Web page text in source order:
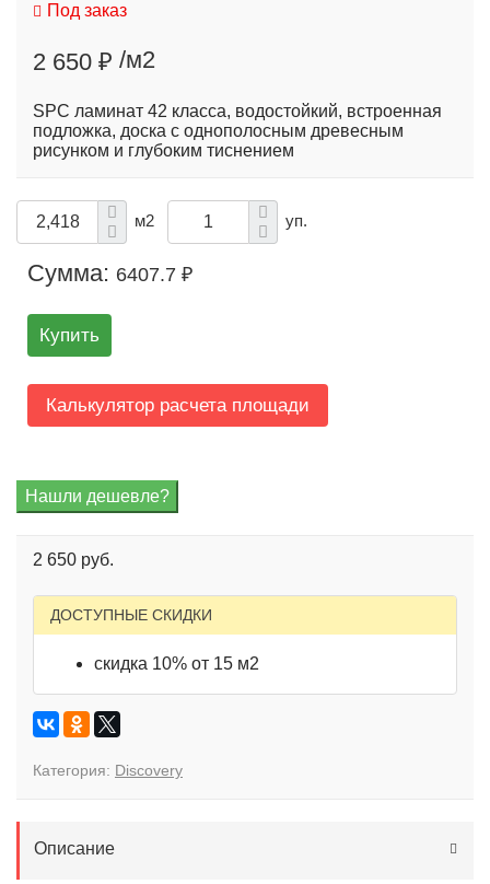
Под заказ
2 650 ₽ /м2
SPC ламинат 42 класса, водостойкий, встроенная
подложка, доска с однополосным древесным
рисунком и глубоким тиснением
м2 уп.
Сумма: 6407.7 ₽
Купить
Калькулятор расчета площади
2 650 руб.
ДОСТУПНЫЕ СКИДКИ
скидка 10% от 15 м2
Категория: Discovery
Описание